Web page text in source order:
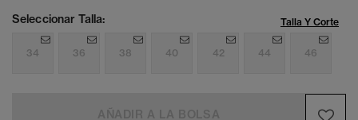
Seleccionar Talla: Talla Y Corte
34 36 38 40 42 44 46